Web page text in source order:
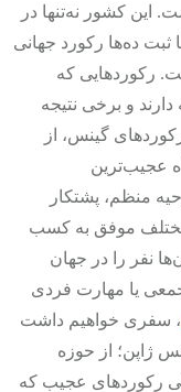
این کشور نه‌تنها در
ده‌ها رکورد جهانی
رکوردهایی که
و برخی نتیجه
گینس، از
عجیب‌ترین
منظم، پشتکار
موفق به کسب
نفر را در جهان
یا مهارت فردی
خواهیم داشت
ژاپن؛ از حوزه
رکوردهای عجیب که